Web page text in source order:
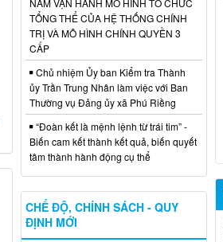
TỔNG THỂ CỦA HỆ THỐNG CHÍNH
TRỊ VÀ MÔ HÌNH CHÍNH QUYỀN 3
CẤP
Chủ nhiệm Ủy ban Kiểm tra Thành
ủy Trần Trung Nhân làm việc với Ban
Thường vụ Đảng ủy xã Phú Riềng
“Đoàn kết là mệnh lệnh từ trái tim” -
Biến cam kết thành kết quả, biến quyết
tâm thành hành động cụ thể
CHẾ ĐỘ, CHÍNH SÁCH - QUY
ĐỊNH MỚI